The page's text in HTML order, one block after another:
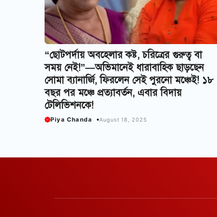
“ছোটপর্দায় অবহেলার কষ্ট, চরিত্রের গুরুত্ব বা
সময় নেই!”—অভিমানেই ধারাবাহিক ছাড়ছেন
সোমা ব্যানার্জি, ফিরলেন সেই পুরনো মঞ্চেই! ১৮
বছর পর মঞ্চে প্রত্যাবর্তন, এবার বিদায়
টেলিভিশনকে!
Piya Chanda August 18, 2025